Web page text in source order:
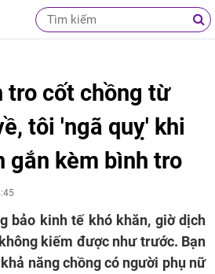
tro cốt chồng từ
tôi 'ngã quỵ' khi
gắn kèm bình tro
bảo kinh tế khó khăn, giờ dịch
kiếm được như trước. Bạn
năng chồng có người phụ nữ